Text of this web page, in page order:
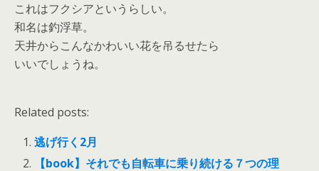
これはフクシアというらしい。
和名は釣浮草。
天井からこんなかわいい花を吊るせたら
いいでしょうね。
Related posts:
逃げ行く2月
【book】それでも自転車に乗り続ける７つの理